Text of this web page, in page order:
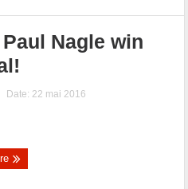
Nagle win
Date: 22 mai 2016